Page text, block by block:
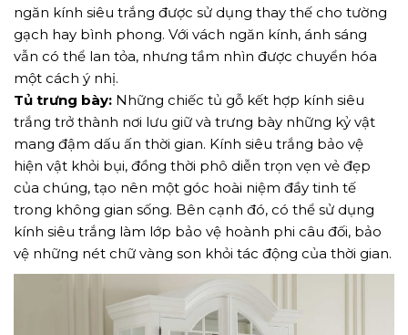
ngăn kính siêu trắng được sử dụng thay thế cho tường
gạch hay bình phong. Với vách ngăn kính, ánh sáng
vẫn có thể lan tỏa, nhưng tầm nhìn được chuyển hóa
một cách ý nhị.
Tủ trưng bày: Những chiếc tủ gỗ kết hợp kính siêu
trắng trở thành nơi lưu giữ và trưng bày những kỷ vật
mang đậm dấu ấn thời gian. Kính siêu trắng bảo vệ
hiện vật khỏi bụi, đồng thời phô diễn trọn vẹn vẻ đẹp
của chúng, tạo nên một góc hoài niệm đầy tinh tế
trong không gian sống. Bên cạnh đó, có thể sử dụng
kính siêu trắng làm lớp bảo vệ hoành phi câu đối, bảo
vệ những nét chữ vàng son khỏi tác động của thời gian.